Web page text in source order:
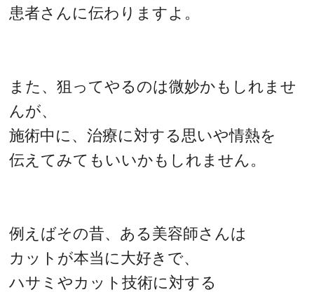
患者さんに伝わりますよ。
また、狙ってやるのは微妙かもしれませ
んが、
施術中に、治療に対する思いや情熱を
伝えてみてもいいかもしれません。
例えばその昔、ある美容師さんは
カットが本当に大好きで、
ハサミやカット技術に対する